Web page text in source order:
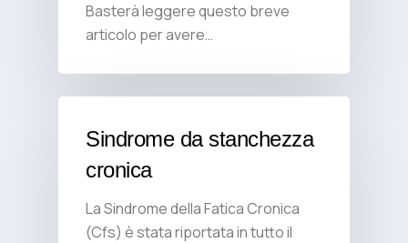
Basterà leggere questo breve
articolo per avere…
Sindrome da stanchezza
cronica
La Sindrome della Fatica Cronica
(Cfs) è stata riportata in tutto il